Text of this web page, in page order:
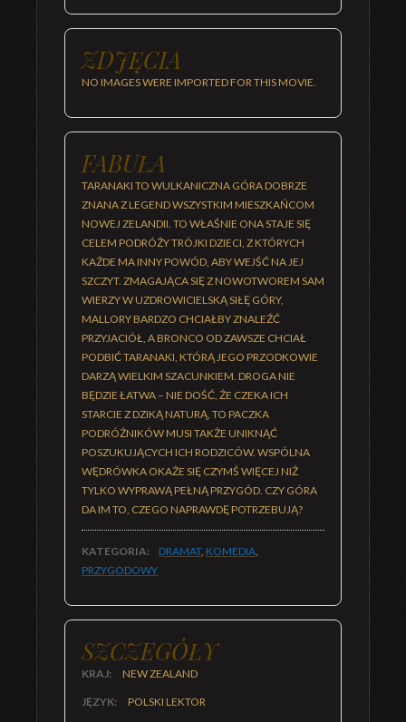
ZDJĘCIA
NO IMAGES WERE IMPORTED FOR THIS MOVIE.
FABUŁA
TARANAKI TO WULKANICZNA GÓRA DOBRZE
ZNANA Z LEGEND WSZYSTKIM MIESZKAŃCOM
NOWEJ ZELANDII. TO WŁAŚNIE ONA STAJE SIĘ
CELEM PODRÓŻY TRÓJKI DZIECI, Z KTÓRYCH
KAŻDE MA INNY POWÓD, ABY WEJŚĆ NA JEJ
SZCZYT. ZMAGAJĄCA SIĘ Z NOWOTWOREM SAM
WIERZY W UZDROWICIELSKĄ SIŁĘ GÓRY,
MALLORY BARDZO CHCIAŁBY ZNALEŹĆ
PRZYJACIÓŁ, A BRONCO OD ZAWSZE CHCIAŁ
PODBIĆ TARANAKI, KTÓRĄ JEGO PRZODKOWIE
DARZĄ WIELKIM SZACUNKIEM. DROGA NIE
BĘDZIE ŁATWA – NIE DOŚĆ, ŻE CZEKA ICH
STARCIE Z DZIKĄ NATURĄ, TO PACZKA
PODRÓŻNIKÓW MUSI TAKŻE UNIKNĄĆ
POSZUKUJĄCYCH ICH RODZICÓW. WSPÓLNA
WĘDRÓWKA OKAŻE SIĘ CZYMŚ WIĘCEJ NIŻ
TYLKO WYPRAWĄ PEŁNĄ PRZYGÓD. CZY GÓRA
DA IM TO, CZEGO NAPRAWDĘ POTRZEBUJĄ?
KATEGORIA: DRAMAT, KOMEDIA,
PRZYGODOWY
SZCZEGÓŁY
KRAJ: NEW ZEALAND
JĘZYK: POLSKI LEKTOR